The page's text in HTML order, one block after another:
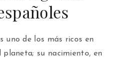
uno de los más ricos en
planeta; su nacimiento, en